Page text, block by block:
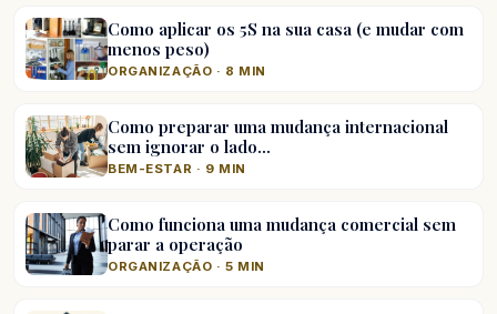
Como aplicar os 5S na sua casa (e mudar com
menos peso)
ORGANIZAÇÃO · 8 MIN
Como preparar uma mudança internacional
sem ignorar o lado…
BEM-ESTAR · 9 MIN
Como funciona uma mudança comercial sem
parar a operação
ORGANIZAÇÃO · 5 MIN